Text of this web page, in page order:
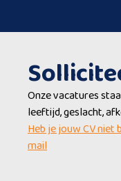
Onze vacatures
leeftijd, geslacht,
Heb je jouw CV niet
mail